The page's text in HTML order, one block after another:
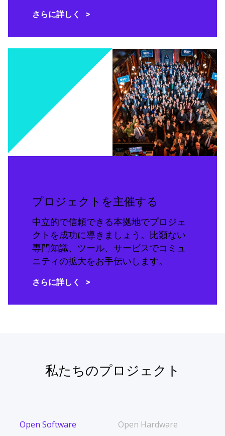
さらに詳しく
プロジェクトを主催する
中立的で信頼できる本拠地でプロジェ
クトを成功に導きましょう。比類ない
専門知識、ツール、サービスでコミュ
ニティの拡大をお手伝いします。
さらに詳しく
私たちのプロジェクト
Open Software Open Hardware